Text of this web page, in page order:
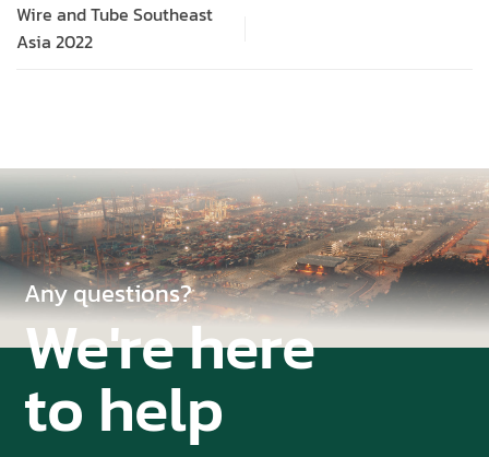
Wire and Tube Southeast
Asia 2022
Any questions?
We're here
to help